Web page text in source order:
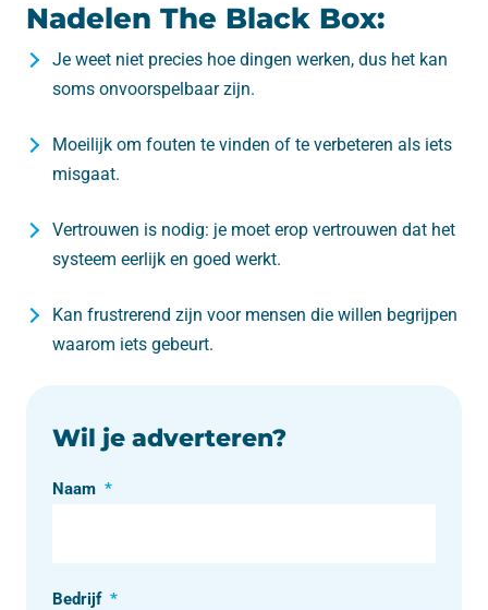
Nadelen The Black Box:
Je weet niet precies hoe dingen werken, dus het kan
soms onvoorspelbaar zijn.
Moeilijk om fouten te vinden of te verbeteren als iets
misgaat.
Vertrouwen is nodig: je moet erop vertrouwen dat het
systeem eerlijk en goed werkt.
Kan frustrerend zijn voor mensen die willen begrijpen
waarom iets gebeurt.
Wil je adverteren?
Naam *
Bedrijf *